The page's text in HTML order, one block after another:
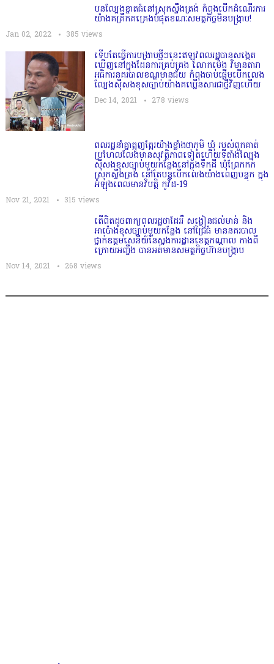
បនល្បែងខ្នាតធំនៅស្រុកស្ទឹងត្រង់ កំពុងបើកដំណើរការ
យ៉ាងគគ្រឹកគគ្រេងបំផុតខណៈសមត្ថកិច្ចមិនបង្ក្រាប!
Jan 02, 2022 385 views
ទើបតែធ្វើការបង្រាបថ្មីៗនេះឥឡូវពលរដ្ឋបានសង្កេត
ឃើញនៅក្នុងដែនការគ្រប់គ្រង លោកម៉េង វិមានតារា
អធិការនគរបាលខណ្ឌមានជ័យ កំពុងចាប់ផ្ដើមបើកលេង
ល្បែងសុីសងខុសច្បាប់យ៉ាងគឃ្លើនសារជាថ្មីវិញហើយ
Dec 14, 2021 278 views
ពលរដ្ឋនាំគ្នាត្អូញត្អែរយ៉ាងខ្លាំងថាភូមិ​ ឃុំ​ របស់ពួកគាត់
ប្រហែលលែងមានសុវត្ថិភាពទៀតហេីយទីតាំងល្បែង
ស៊ីសងខុសច្បាប់មួយកន្លែងនៅក្នុងទឹកដី ឃុំព្រែកកក់
ស្រុកស្ទឹងត្រង់ នៅតែបន្តបើកលេងយ៉ាងពេញបន្ទុក ក្នុង
អំឡុងពេលមានវិបត្តិ កូវីដ-19
Nov 21, 2021 315 views
តើពិតដូចពាក្យពលរដ្ឋថាដែររឺ សង្វៀនជល់មាន់ និង
អាប៉ោងខុសច្បាប់មួយកន្លែង​ នៅជ្រៃធំ មាននគរបាល
ថ្នាក់ឧត្ដមសេនីយ៍នៃស្នងការដ្ឋានខេត្តកណ្ដាល កាងពី
ក្រោយអញ្ចឹង​ បានអត់មានសមត្ថកិច្ចហ៊ានបង្រ្កាប
Nov 14, 2021 268 views